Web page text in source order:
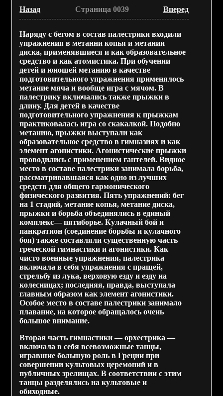
Назад Страница 0039 Вперед
Наряду с бегом в состав палестрики входили
упражнения в метанни копья и метании
диска, применявшиеся и как образовательное
средство и как атомистика. При обучении
детей и юношей метанию в качестве
подготовительного упражнения применялось
метание мяча и вообще игра с мячом. В
палестрику включались также прыжки в
длину. Для детей в качестве
подготовительного упражнения к прыжкам
практиковалась игра со скакалкой. Подобно
метанию, прыжки выступали как
образовательное средство в гимназиях и как
элемент агонистики. Агонистические прыжки
проводились с применением гантелей. Видное
место в составе палестрики занимала борьба,
рассматривавшаяся как одно из лучших
средств для общего гармонического
физического развития. Пять упражнений: бег
на 1 стадий, метание копья, метание диска,
прыжки и борьба объединялись в единый
комплекс— пятиборье. Кулачный бой и
панкратион (соединение борьбы и кулачного
боя) также составляли существенную часть
греческой гимнастики и агонистики. Как
чисто военные упражнения, палестрика
включала в себя упражнения с пращей,
стрельбу из лука, верховую езду и езду на
колесницах; последняя, правда, выступала
главным образом как элемент агонистики.
Особое место в составе палестрики занимало
плавание, на которое обращалось очень
большое внимание.
Вторая часть гимнастики — орхестрика —
включала в себя всевозможные танцы,
игравшие большую роль в Греции при
совершении культовых церемоний и в
публичных зрелищах. В соответствии с этим
танцы разделялись на культовые и
обиходные.